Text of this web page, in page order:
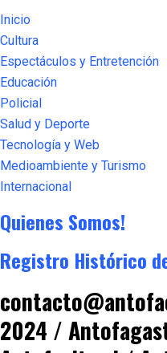
Inicio
Cultura
Espectáculos y Entretención
Educación
Policial
Salud y Deporte
Tecnología y Web
Medioambiente y Turismo
Internacional
Quienes Somos!
Registro Histórico
2024 /